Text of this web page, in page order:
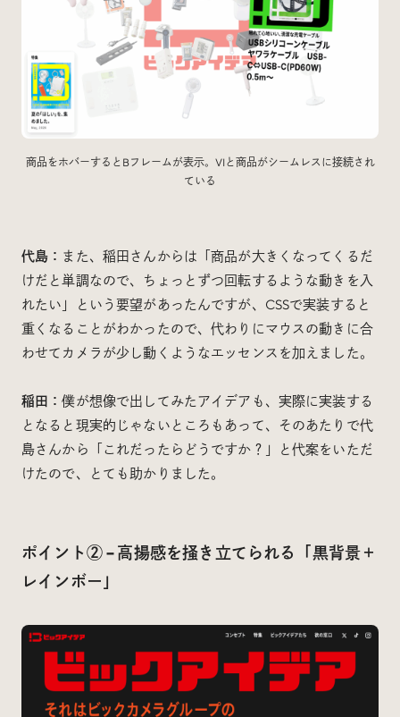
商品をホバーするとBフレームが表示。VIと商品がシームレスに接続され
ている
代島： また、稲田さんからは「商品が大きくなってくるだ
けだと単調なので、ちょっとずつ回転するような動きを入
れたい」という要望があったんですが、CSSで実装すると
重くなることがわかったので、代わりにマウスの動きに合
わせてカメラが少し動くようなエッセンスを加えました。
稲田：僕が想像で出してみたアイデアも、実際に実装する
となると現実的じゃないところもあって、そのあたりで代
島さんから「これだったらどうですか？」と代案をいただ
けたので、とても助かりました。
ポイント② – 高揚感を掻き立てられる「黒背景＋
レインボー」